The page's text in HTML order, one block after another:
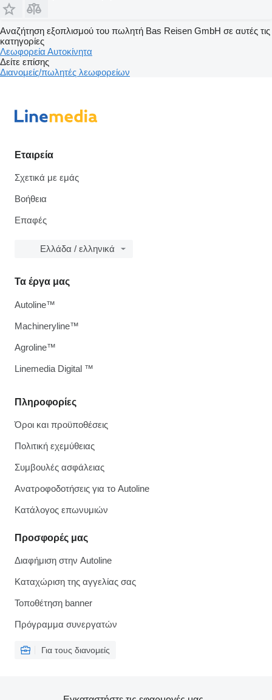
Αναζήτηση εξοπλισμού του πωλητή Bas Reisen GmbH σε αυτές τις
κατηγορίες
Λεωφορεία Αυτοκίνητα
Δείτε επίσης
Διανομείς/πωλητές λεωφορείων
Εταιρεία
Σχετικά με εμάς
Βοήθεια
Επαφές
Ελλάδα / ελληνικά
Πληροφορίες
Όροι και προϋποθέσεις
Πολιτική εχεμύθειας
Συμβουλές ασφάλειας
Ανατροφοδοτήσεις για το Autoline
Κατάλογος επωνυμιών
Προσφορές μας
Διαφήμιση στην Autoline
Καταχώριση της αγγελίας σας
Τοποθέτηση banner
Πρόγραμμα συνεργατών
Για τους διανομείς
Τα έργα μας
Autoline™
Machineryline™
Agroline™
Linemedia Digital ™